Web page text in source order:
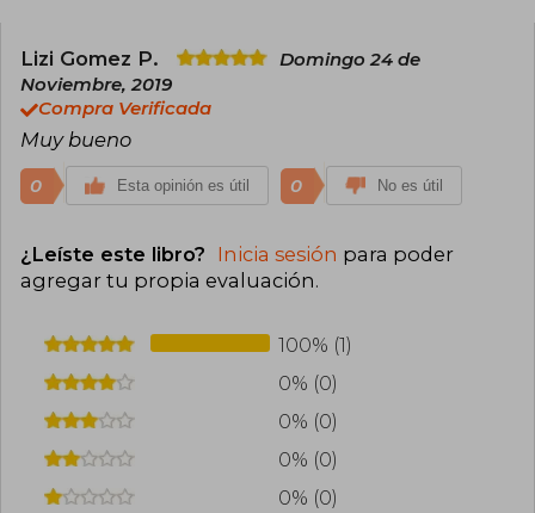
Lizi Gomez P.
Domingo 24 de
Noviembre, 2019
Compra Verificada
Muy bueno
0 Esta opinión es útil 0 No es útil
¿Leíste este libro? Inicia sesión para poder
agregar tu propia evaluación.
100% (1)
0% (0)
0% (0)
0% (0)
0% (0)